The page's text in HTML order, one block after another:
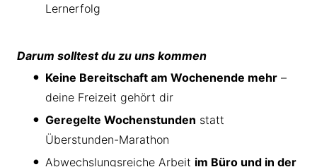
Lernerfolg
Darum solltest du zu uns kommen
Keine Bereitschaft am Wochenende mehr –
deine Freizeit gehört dir
Geregelte Wochenstunden statt
Überstunden-Marathon
Abwechslungsreiche Arbeit im Büro und in der